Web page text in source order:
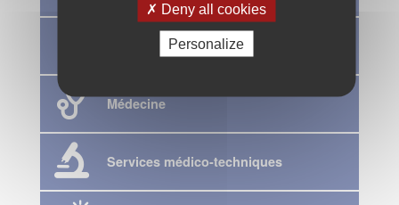
Médecine
Services médico-techniques
Deny all cookies
Personalize